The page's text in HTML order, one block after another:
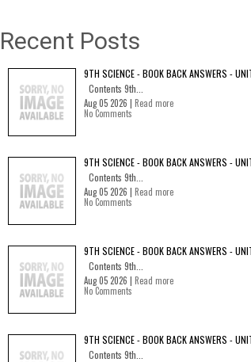
Recent Posts
9TH SCIENCE - BOOK BACK ANSWERS -
Contents 9th...
Aug 05 2026 | Read more
No Comments
9TH SCIENCE - BOOK BACK ANSWERS -
Contents 9th...
Aug 05 2026 | Read more
No Comments
9TH SCIENCE - BOOK BACK ANSWERS -
Contents 9th...
Aug 05 2026 | Read more
No Comments
9TH SCIENCE - BOOK BACK ANSWERS -
Contents 9th...